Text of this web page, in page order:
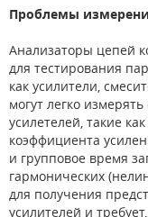
Проблемы
Анализаторы цепей
для тестирования
как усилители,
могут легко
усилетелей, такие
коэффициента
и групповое время
гармонических
для получения
усилителей и